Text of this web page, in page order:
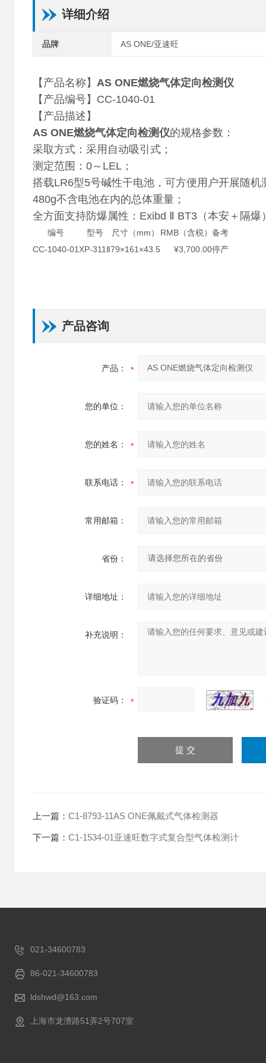
详细介绍
品牌 AS ONE/亚速旺
【产品名称】 AS ONE燃烧气体定向检测仪
【产品编号】CC-1040-01
【产品描述】
AS ONE燃烧气体定向检测仪的规格参数：
采取方式：采用自动吸引式；
测定范围：0～LEL；
搭载LR6型5号碱性干电池，可方便用户开展随机
480g不含电池在内的总体重量；
全方面支持防爆属性：Exibd Ⅱ BT3（本安＋隔爆
编号 型号 尺寸（mm） RMB（含税） 备考
CC-1040-01 XP-311Ⅱ79×161×43.5 ¥3,700.00停产
产品咨询
产品：
您的单位：
您的姓名：
联系电话：
常用邮箱：
省份：
详细地址：
补充说明：
验证码：
上一篇： C1-8793-11AS ONE佩戴式气体检测器
下一篇： C1-1534-01亚速旺数字式复合型气体检测计
021-34600783
86-021-34600783
ldshwd@163.com
上海市龙漕路51弄2号707室